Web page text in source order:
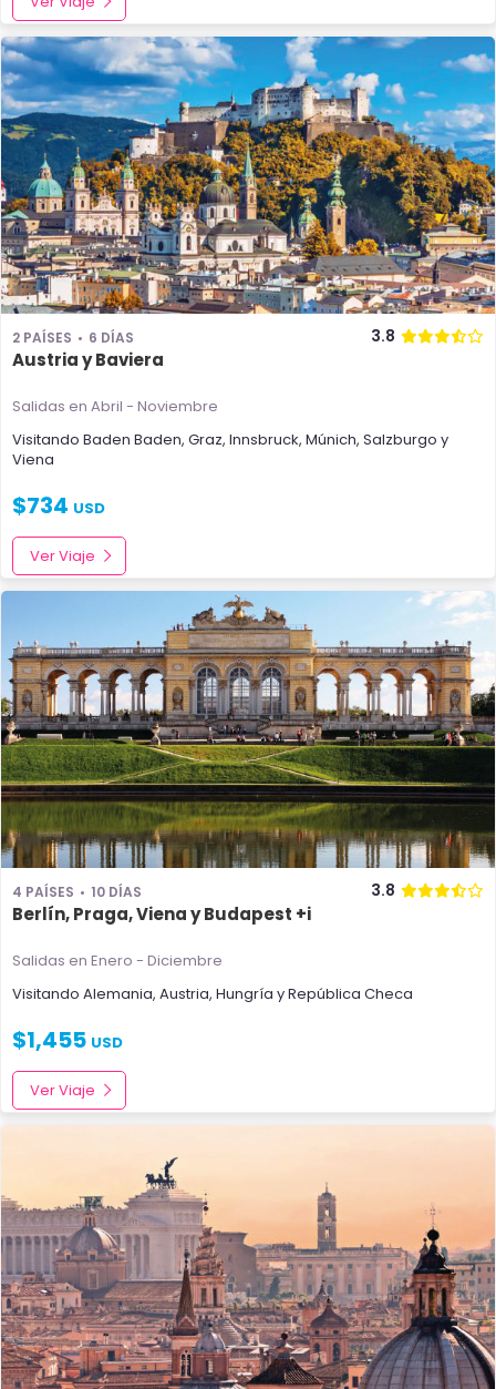
2 PAÍSES 6 DÍAS 3.8
Austria y Baviera
Salidas en Abril - Noviembre
Visitando Baden Baden, Graz, Innsbruck, Múnich, Salzburgo y
Viena
$734 USD
Ver Viaje
4 PAÍSES 10 DÍAS 3.8
Berlín, Praga, Viena y Budapest +i
Salidas en Enero - Diciembre
Visitando Alemania, Austria, Hungría yRepública Checa
$1,455 USD
Ver Viaje